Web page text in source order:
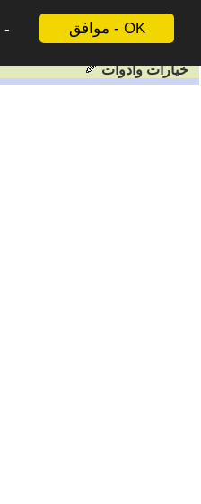
موافق - OK
خيارات وادوات